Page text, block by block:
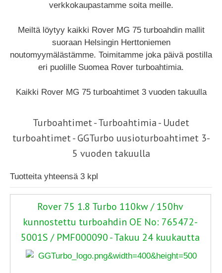
verkkokaupastamme soita meille.
Meiltä löytyy kaikki Rover MG 75 turboahdin mallit
suoraan Helsingin Herttoniemen
noutomyymälästämme. Toimitamme joka päivä postilla
eri puolille Suomea Rover turboahtimia.
Kaikki Rover MG 75 turboahtimet 3 vuoden takuulla
Turboahtimet - Turboahtimia - Uudet
turboahtimet - GGTurbo uusioturboahtimet 3-
5 vuoden takuulla
Tuotteita yhteensä 3 kpl
Rover 75 1.8 Turbo 110kw / 150hv
kunnostettu turboahdin OE No: 765472-
5001S / PMF000090 - Takuu 24 kuukautta